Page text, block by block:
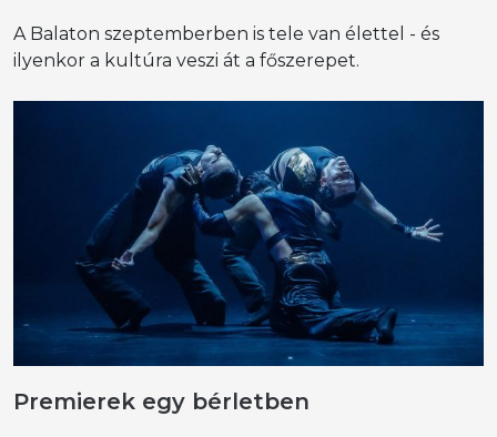
A Balaton szeptemberben is tele van élettel - és
ilyenkor a kultúra veszi át a főszerepet.
Premierek egy bérletben